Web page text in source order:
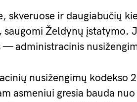
skveruose ir daugiabučių
saugomi Želdynų įstatymo.
— administracinis
nusižengimų kodekso
asmeniui gresia bauda